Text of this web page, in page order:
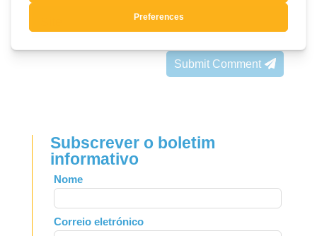
Submit Comment
Subscrever o boletim
informativo
Leave
this
field
blank
Nome
Correio eletrónico